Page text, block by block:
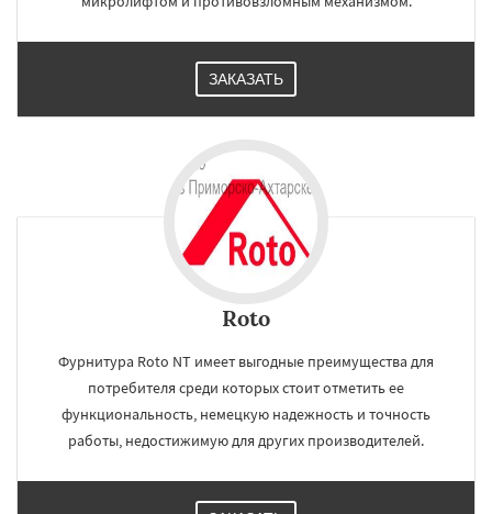
ЗАКАЗАТЬ
Roto
Фурнитура Roto NT имеет выгодные преимущества для
потребителя среди которых стоит отметить ее
функциональность, немецкую надежность и точность
работы, недостижимую для других производителей.